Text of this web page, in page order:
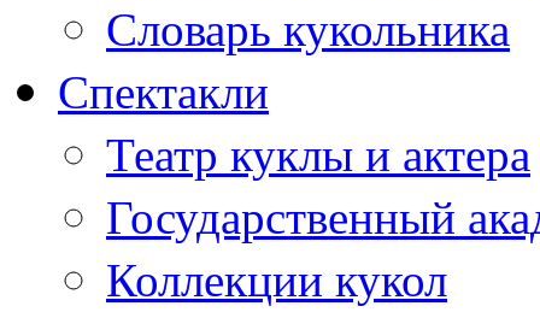
Словарь кукольника
Спектакли
Театр куклы и актера
Государственный
Коллекции кукол